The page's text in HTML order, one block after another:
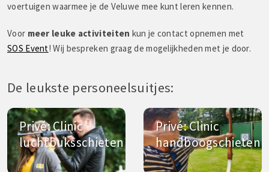
voertuigen waarmee je de Veluwe mee kunt leren kennen.
Voor meer leuke activiteiten kun je contact opnemen met
SOS Event! Wij bespreken graag de mogelijkheden met je door.
De leukste personeelsuitjes:
Privé: Clinic
luchtbuksschieten
Privé: Clinic
handboogschieten